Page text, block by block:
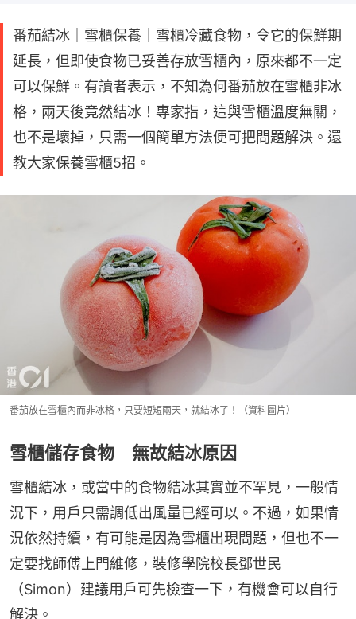
番茄結冰｜雪櫃保養｜雪櫃冷藏食物，令它的保鮮期
延長，但即使食物已妥善存放雪櫃內，原來都不一定
可以保鮮。有讀者表示，不知為何番茄放在雪櫃非冰
格，兩天後竟然結冰！專家指，這與雪櫃溫度無關，
也不是壞掉，只需一個簡單方法便可把問題解決。還
教大家保養雪櫃5招。
番茄放在雪櫃內而非冰格，只要短短兩天，就結冰了！（資料圖片）
雪櫃儲存食物 無故結冰原因
雪櫃結冰，或當中的食物結冰其實並不罕見，一般情
況下，用戶只需調低出風量已經可以。不過，如果情
況依然持續，有可能是因為雪櫃出現問題，但也不一
定要找師傅上門維修，裝修學院校長鄧世民
（Simon）建議用戶可先檢查一下，有機會可以自行
解決。